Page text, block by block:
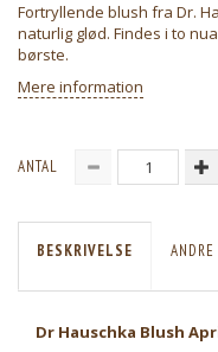
Fortryllende blush fra Dr.
naturlig glød. Findes i to
børste.
Mere information
ANTAL
BESKRIVELSE
Dr Hauschka Blush